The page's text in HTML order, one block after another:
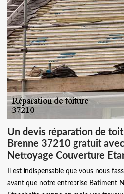
Un devis réparation de
Brenne 37210 gratuit
Nettoyage Couverture
Il est indispensable que vous nous
avant que notre entreprise Batiment